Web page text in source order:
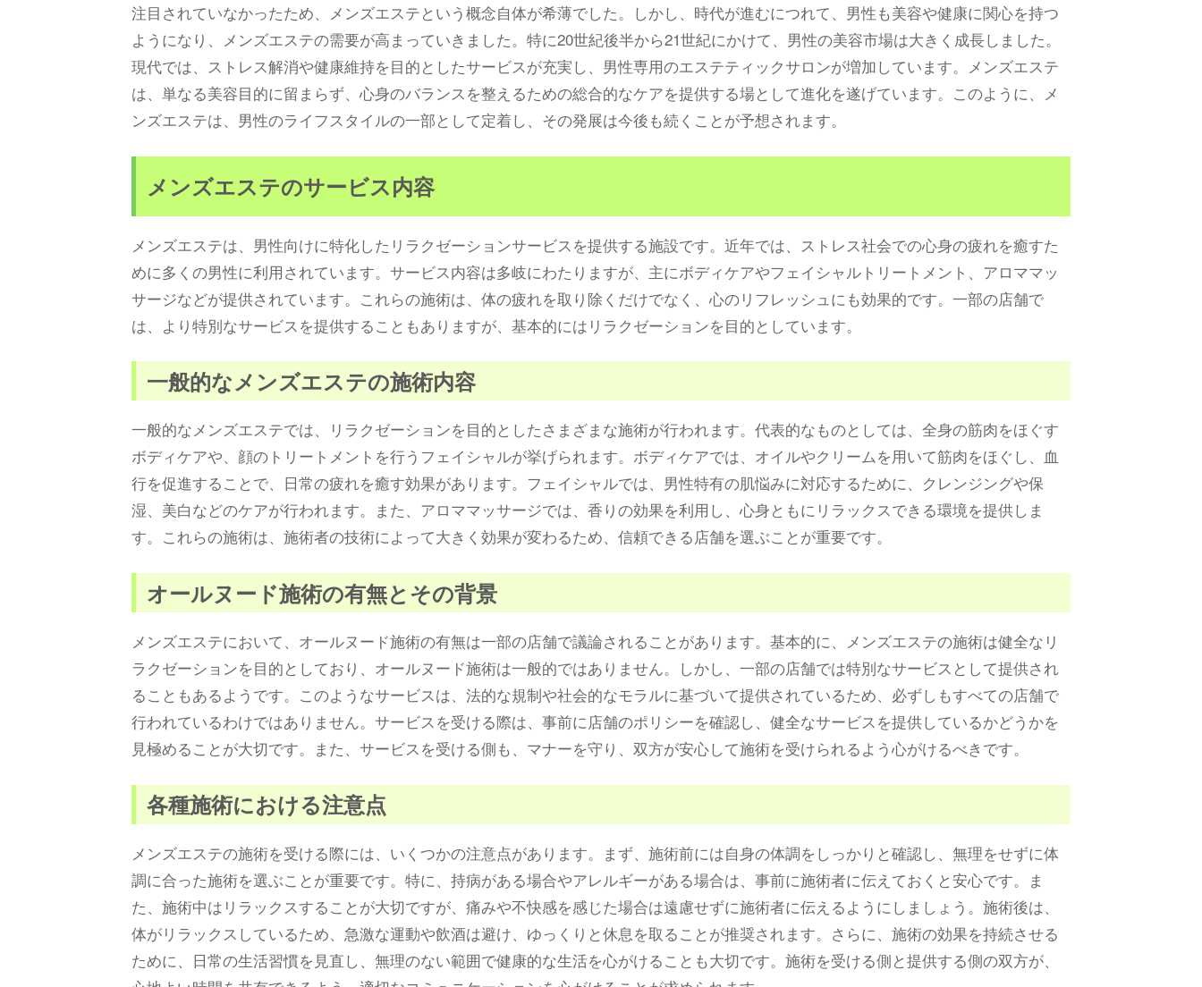
注目されていなかったため、メンズエステという概念自体が希薄でした。しかし、時代が進むにつれて、男性も美容や健康に関心を持つ
ようになり、メンズエステの需要が高まっていきました。特に20世紀後半から21世紀にかけて、男性の美容市場は大きく成長しました。
現代では、ストレス解消や健康維持を目的としたサービスが充実し、男性専用のエステティックサロンが増加しています。メンズエステ
は、単なる美容目的に留まらず、心身のバランスを整えるための総合的なケアを提供する場として進化を遂げています。このように、メ
ンズエステは、男性のライフスタイルの一部として定着し、その発展は今後も続くことが予想されます。
メンズエステのサービス内容
メンズエステは、男性向けに特化したリラクゼーションサービスを提供する施設です。近年では、ストレス社会での心身の疲れを癒すた
めに多くの男性に利用されています。サービス内容は多岐にわたりますが、主にボディケアやフェイシャルトリートメント、アロママッ
サージなどが提供されています。これらの施術は、体の疲れを取り除くだけでなく、心のリフレッシュにも効果的です。一部の店舗で
は、より特別なサービスを提供することもありますが、基本的にはリラクゼーションを目的としています。
一般的なメンズエステの施術内容
一般的なメンズエステでは、リラクゼーションを目的としたさまざまな施術が行われます。代表的なものとしては、全身の筋肉をほぐす
ボディケアや、顔のトリートメントを行うフェイシャルが挙げられます。ボディケアでは、オイルやクリームを用いて筋肉をほぐし、血
行を促進することで、日常の疲れを癒す効果があります。フェイシャルでは、男性特有の肌悩みに対応するために、クレンジングや保
湿、美白などのケアが行われます。また、アロママッサージでは、香りの効果を利用し、心身ともにリラックスできる環境を提供しま
す。これらの施術は、施術者の技術によって大きく効果が変わるため、信頼できる店舗を選ぶことが重要です。
オールヌード施術の有無とその背景
メンズエステにおいて、オールヌード施術の有無は一部の店舗で議論されることがあります。基本的に、メンズエステの施術は健全なリ
ラクゼーションを目的としており、オールヌード施術は一般的ではありません。しかし、一部の店舗では特別なサービスとして提供され
ることもあるようです。このようなサービスは、法的な規制や社会的なモラルに基づいて提供されているため、必ずしもすべての店舗で
行われているわけではありません。サービスを受ける際は、事前に店舗のポリシーを確認し、健全なサービスを提供しているかどうかを
見極めることが大切です。また、サービスを受ける側も、マナーを守り、双方が安心して施術を受けられるよう心がけるべきです。
各種施術における注意点
メンズエステの施術を受ける際には、いくつかの注意点があります。まず、施術前には自身の体調をしっかりと確認し、無理をせずに体
調に合った施術を選ぶことが重要です。特に、持病がある場合やアレルギーがある場合は、事前に施術者に伝えておくと安心です。ま
た、施術中はリラックスすることが大切ですが、痛みや不快感を感じた場合は遠慮せずに施術者に伝えるようにしましょう。施術後は、
体がリラックスしているため、急激な運動や飲酒は避け、ゆっくりと休息を取ることが推奨されます。さらに、施術の効果を持続させる
ために、日常の生活習慣を見直し、無理のない範囲で健康的な生活を心がけることも大切です。施術を受ける側と提供する側の双方が、